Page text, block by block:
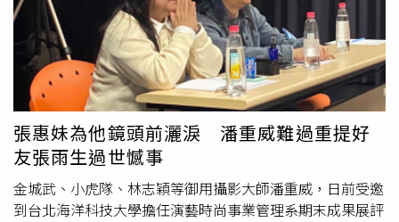
博／
柏原崇 柏原崇 表示，自己少年時期第一次接觸流行音
樂，就是中山美穗1986年發行的歌曲《You’re My Only
Shinin’ Star》，當年也是為了見到她而參與《情書》的試
鏡。他自述至今都難以忘懷，當自己如願以償在拍攝現場見
到中山美穗本人時，那種被她所散發出的炫目光芒所壓倒，
以至於一時之間啞口無言的情景。柏原崇還表示，過去，
中山美穗飾演的渡邊博子，以一句「你好嗎？（お元気です
か）」觸動了無數人的心情。而他至今仍無法對中山美穗的
死訊釋懷，只能夠如同在北海道大地上對著雪原中不斷呼喊
的博子一般，懷抱著祈願的心情，不停呼喊著、祈願中山美
張惠妹為他鏡頭前灑淚 潘重威難過重提好
友張雨生過世憾事
金城武、小虎隊、林志穎等御用攝影大師潘重威，日前受邀
到台北海洋科技大學擔任演藝時尚事業管理系期末成果展評